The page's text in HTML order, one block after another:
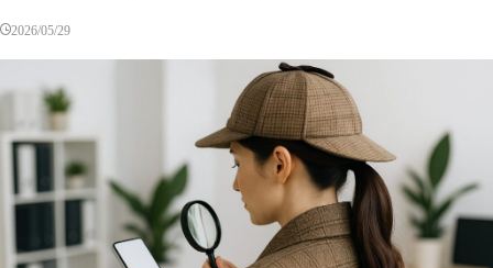
2026/05/29